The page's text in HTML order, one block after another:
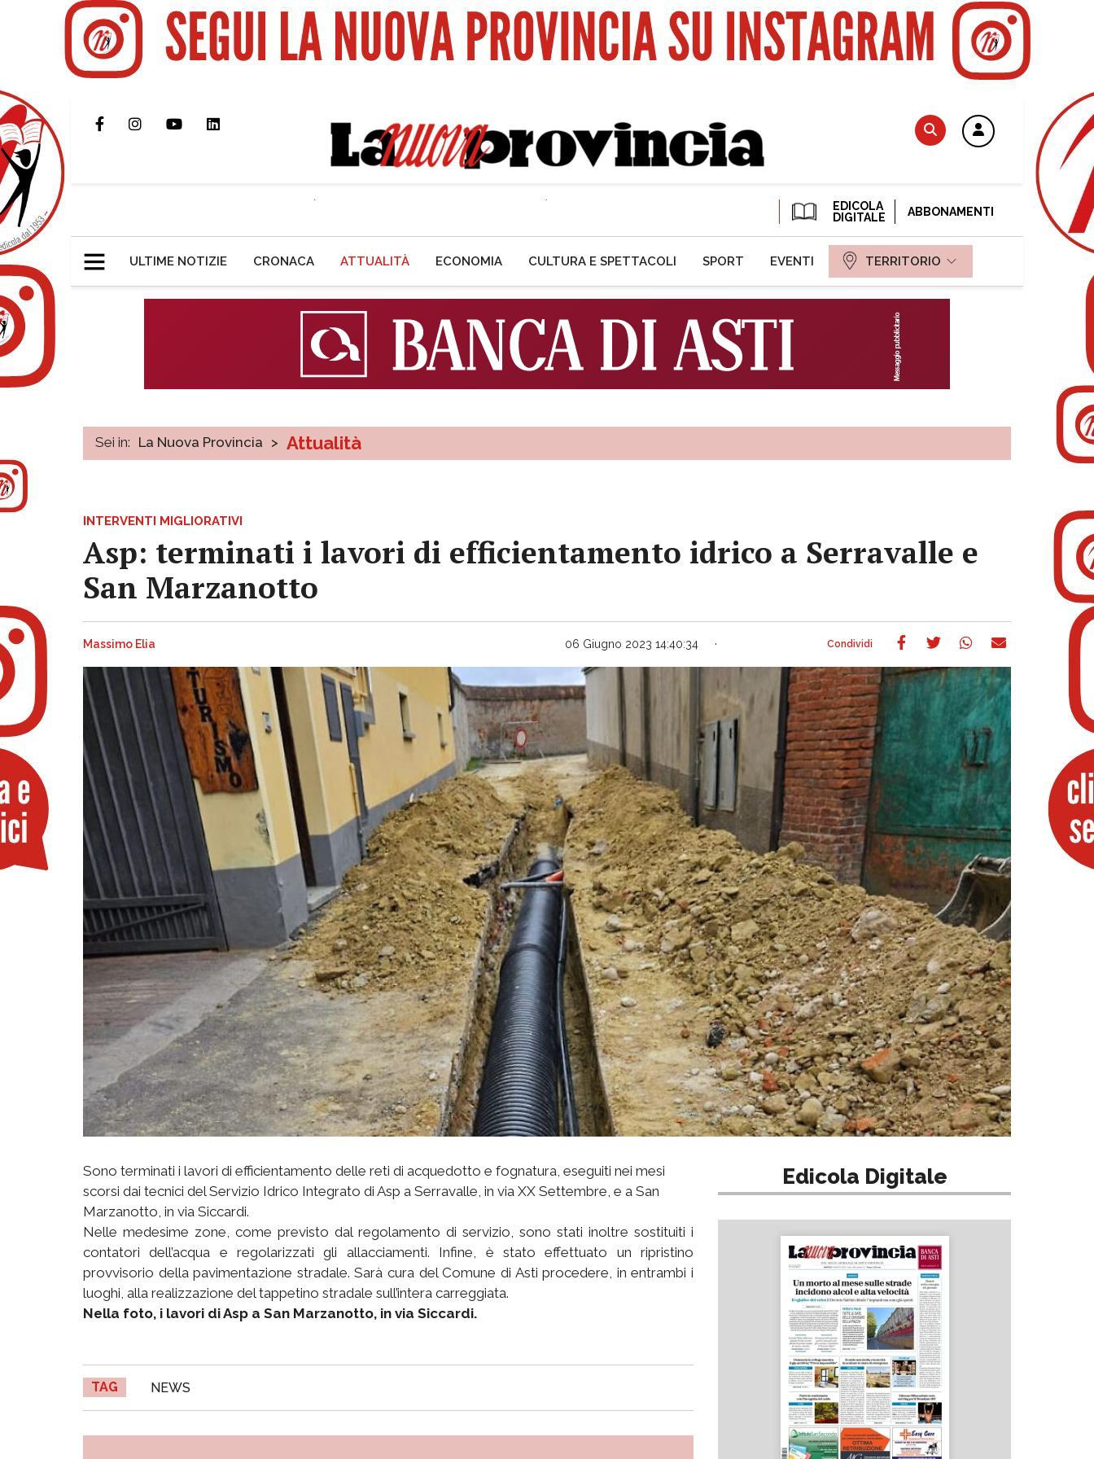
EDICOLA
DIGITALE
ABBONAMENTI
ULTIME NOTIZIE CRONACA ATTUALITÀ ECONOMIA CULTURA E SPETTACOLI SPORT EVENTI TERRITORIO
Sei in: La Nuova Provincia > Attualità
INTERVENTI MIGLIORATIVI
Asp: terminati i lavori di efficientamento idrico a Serravalle e
San Marzanotto
Massimo Elia 06 Giugno 2023 14:40:34
Sono terminati i lavori di efficientamento delle reti di acquedotto e fognatura, eseguiti nei mesi
scorsi dai tecnici del Servizio Idrico Integrato di Asp a Serravalle, in via XX Settembre, e a San
Marzanotto, in via Siccardi.
Nelle medesime zone, come previsto dal regolamento di servizio, sono stati inoltre sostituiti i
contatori dell’acqua e regolarizzati gli allacciamenti. Infine, è stato effettuato un ripristino
provvisorio della pavimentazione stradale. Sarà cura del Comune di Asti procedere, in entrambi i
luoghi, alla realizzazione del tappetino stradale sull’intera carreggiata.
Nella foto, i lavori di Asp a San Marzanotto, in via Siccardi.
TAG NEWS
Edicola Digitale